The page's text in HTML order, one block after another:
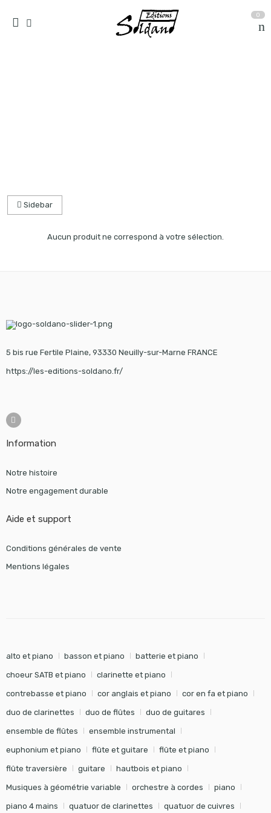
0
Sidebar
Aucun produit ne correspond à votre sélection.
5 bis rue Fertile Plaine, 93330 Neuilly-sur-Marne FRANCE
https://les-editions-soldano.fr/
Information
Notre histoire
Notre engagement durable
Aide et support
Conditions générales de vente
Mentions légales
alto et piano basson et piano batterie et piano
choeur SATB et piano clarinette et piano
contrebasse et piano cor anglais et piano cor en fa et piano
duo de clarinettes duo de flûtes duo de guitares
ensemble de flûtes ensemble instrumental
euphonium et piano flûte et guitare flûte et piano
flûte traversière guitare hautbois et piano
Musiques à géométrie variable orchestre à cordes piano
piano 4 mains quatuor de clarinettes quatuor de cuivres